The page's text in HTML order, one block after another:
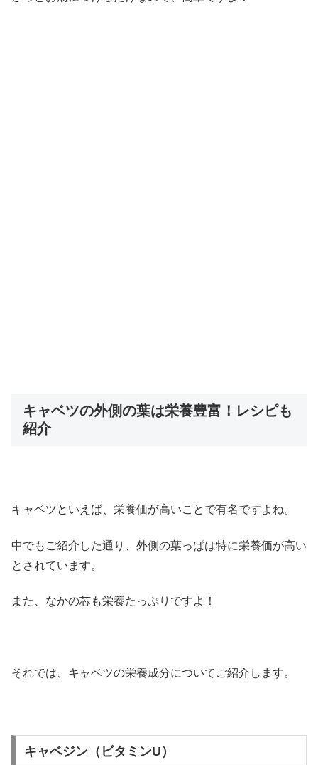
キャベツの外側の葉は栄養豊富！レシピも
紹介
キャベツといえば、栄養価が高いことで有名ですよね。
中でもご紹介した通り、外側の葉っぱは特に栄養価が高い
とされています。
また、なかの芯も栄養たっぷりですよ！
それでは、キャベツの栄養成分についてご紹介します。
キャベジン（ビタミンU）